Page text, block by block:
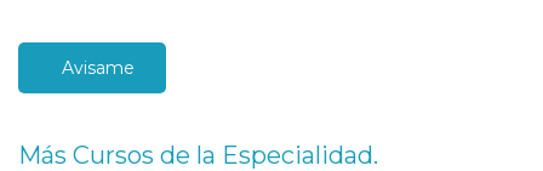
Avisame
Más Cursos de la Especialidad.